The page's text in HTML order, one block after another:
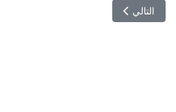
المقال التالي: أرعب الصيادين
التالي